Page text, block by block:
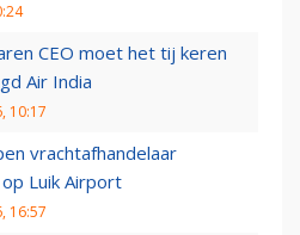
CEO moet het tij keren
Air India
10:17
vrachtafhandelaar
Luik Airport
16:57